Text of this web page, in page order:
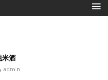
酒
admin